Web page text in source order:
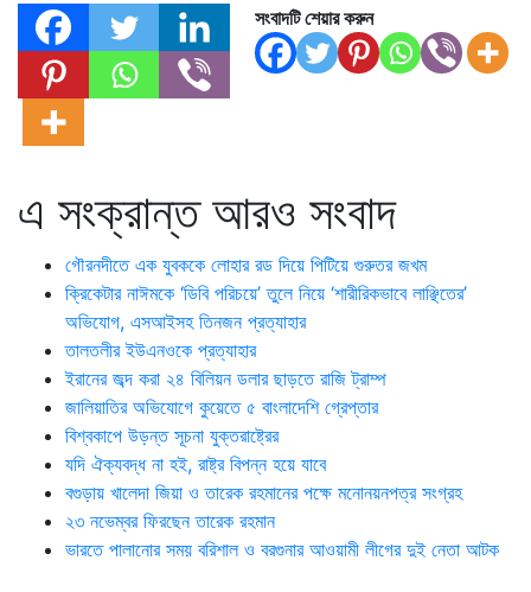
সংবাদটি শেয়ার করুন
এ সংক্রান্ত আরও সংবাদ
গৌরনদীতে এক যুবককে লোহার রড দিয়ে পিটিয়ে গুরুতর জখম
ক্রিকেটার নাঈমকে ‘ডিবি পরিচয়ে’ তুলে নিয়ে ‘শারীরিকভাবে লাঞ্ছিতের’
অভিযোগ, এসআইসহ তিনজন প্রত্যাহার
তালতলীর ইউএনওকে প্রত্যাহার
ইরানের জব্দ করা ২৪ বিলিয়ন ডলার ছাড়তে রাজি ট্রাম্প
জালিয়াতির অভিযোগে কুয়েতে ৫ বাংলাদেশি গ্রেপ্তার
বিশ্বকাপে উড়ন্ত সূচনা যুক্তরাষ্ট্রের
যদি ঐক্যবদ্ধ না হই, রাষ্ট্র বিপন্ন হয়ে যাবে
বগুড়ায় খালেদা জিয়া ও তারেক রহমানের পক্ষে মনোনয়নপত্র সংগ্রহ
২৩ নভেম্বর ফিরছেন তারেক রহমান
ভারতে পালানোর সময় ব‌রিশাল ও বরগুনার আওয়ামী লীগের দুই নেতা আটক